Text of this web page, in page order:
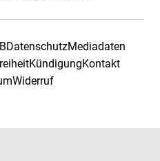
DatenschutzMediadaten
KündigungKontakt
Widerruf